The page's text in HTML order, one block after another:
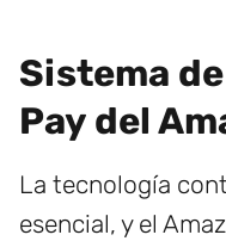
Sistema
Pay del
La tecnología
esencial, y el